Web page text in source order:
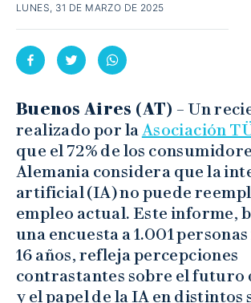
LUNES, 31 DE MARZO DE 2025
Buenos Aires (AT) – Un
realizado por laAsociación
que el 72% de los
Alemania considera que la
artificial (IA) no puede
empleo actual. Este informe,
una encuesta a 1.001
16 años, refleja percepciones
contrastantes sobre el futuro
y el papel de la IA en distintos